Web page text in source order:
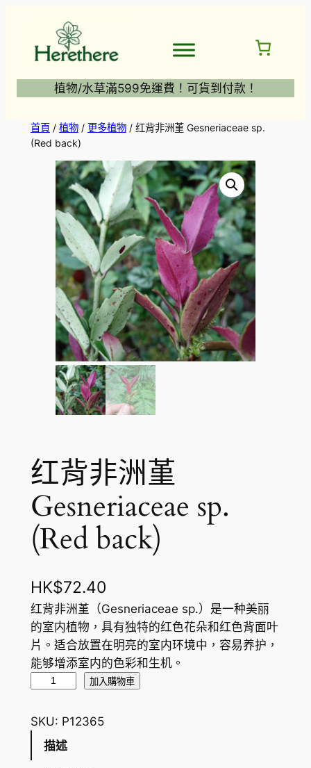
植物/水草滿599免運費！可貨到付款！
首頁/ 植物/ 更多植物/ 红背非洲堇 Gesneriaceae sp.
(Red back)
红背非洲堇
Gesneriaceae sp.
(Red back)
HK$72.40
红背非洲堇（Gesneriaceae sp.）是一种美丽
的室内植物，具有独特的红色花朵和红色背面叶
片。适合放置在明亮的室内环境中，容易养护，
能够增添室内的色彩和生机。
非
洲
加入購物車
SKU: P12365
描述